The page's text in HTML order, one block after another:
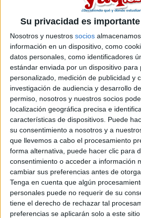
Su privacidad es
Nosotros y nuestros socios
información en un dispositivo, como
datos personales, como identificadores
estándar enviada por un dispositivo para
personalizado, medición de publicidad y
investigación de audiencia y desarrollo
permiso, nosotros y nuestros socios
localización geográfica precisa e
características de dispositivos. Puede
su consentimiento a nosotros y a
que llevemos a cabo el procesamiento
forma alternativa, puede hacer clic para
consentimiento o acceder a información
cambiar sus preferencias antes de
Tenga en cuenta que algún
personales puede no requerir de su
tiene el derecho de rechazar tal
preferencias se aplicarán solo a este
másters en ciencia cognitiva entre los que
estudios están asociados a la rama de
jurídicas.
Máster Universitario en
Cognitiva y Lenguaje
UNIVERSITAT DE GIRONA
Tipo: Máster
Pídeles información
Seleccionar por
Barcelona(6)
Girona(1)
Illes Balears(1)
Madrid(2)
Tarragona(1)